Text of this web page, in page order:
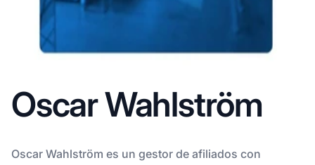
Oscar Wahlström
Oscar Wahlström es un gestor de afiliados con